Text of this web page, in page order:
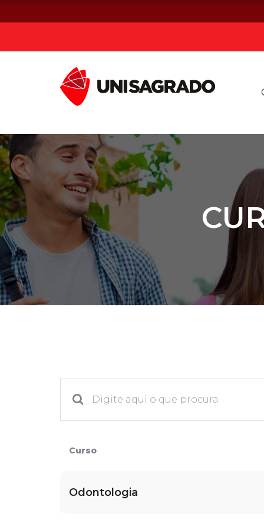
Graduação
Pós-graduação e MBA
Curta Duração
Vestibular
2ª Graduação
Reingresso
Curso
Odontologia